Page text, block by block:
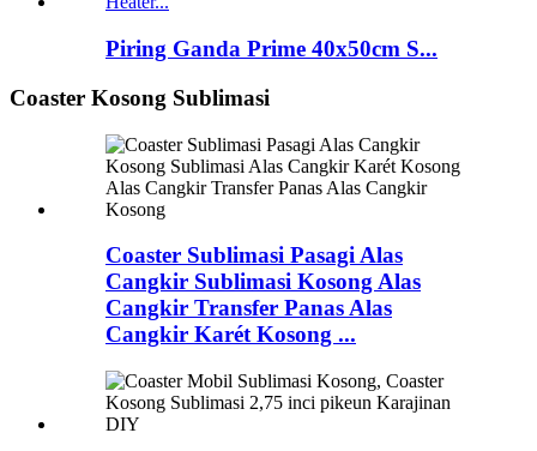
Piring Ganda Prime 40x50cm S...
Coaster Kosong Sublimasi
Coaster Sublimasi Pasagi Alas
Cangkir Sublimasi Kosong Alas
Cangkir Transfer Panas Alas
Cangkir Karét Kosong ...